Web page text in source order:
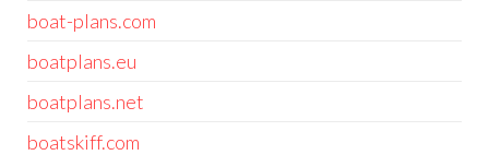
boat-plans.com
boatplans.eu
boatplans.net
boatskiff.com